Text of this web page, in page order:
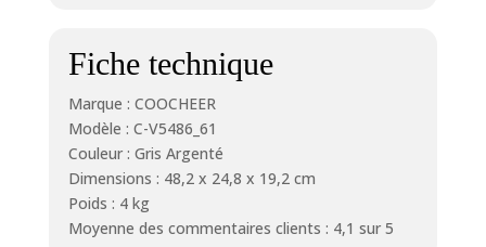
Fiche technique
Marque : COOCHEER
Modèle : C-V5486_61
Couleur : Gris Argenté
Dimensions : 48,2 x 24,8 x 19,2 cm
Poids : 4 kg
Moyenne des commentaires clients : 4,1 sur 5